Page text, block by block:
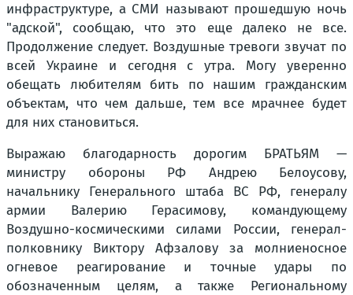
инфраструктуре, а СМИ называют прошедшую ночь
"адской", сообщаю, что это еще далеко не все.
Продолжение следует. Воздушные тревоги звучат по
всей Украине и сегодня с утра. Могу уверенно
обещать любителям бить по нашим гражданским
объектам, что чем дальше, тем все мрачнее будет
для них становиться.
Выражаю благодарность дорогим БРАТЬЯМ —
министру обороны РФ Андрею Белоусову,
начальнику Генерального штаба ВС РФ, генералу
армии Валерию Герасимову, командующему
Воздушно-космическими силами России, генерал-
полковнику Виктору Афзалову за молниеносное
огневое реагирование и точные удары по
обозначенным целям, а также Региональному